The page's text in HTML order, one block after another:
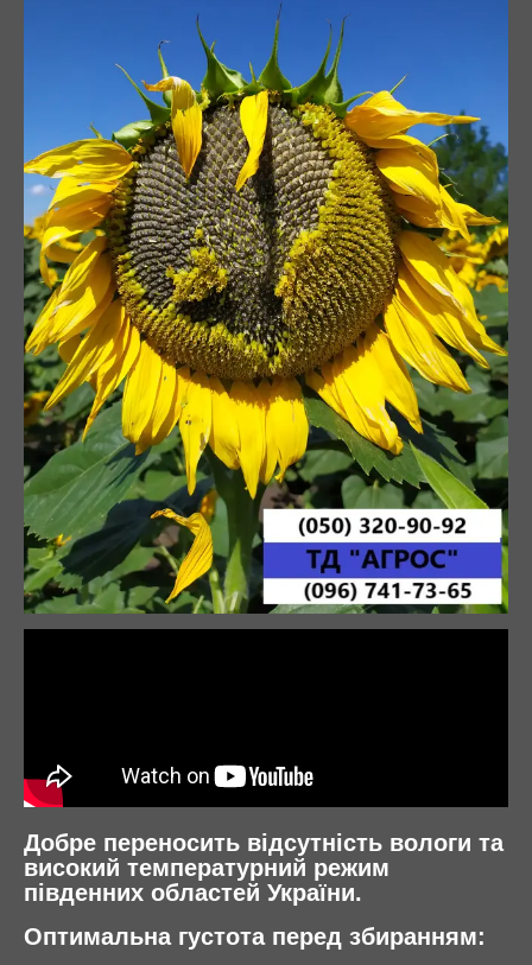
Добре переносить відсутність вологи та
високий температурний режим
південних областей України.
Оптимальна густота перед збиранням: